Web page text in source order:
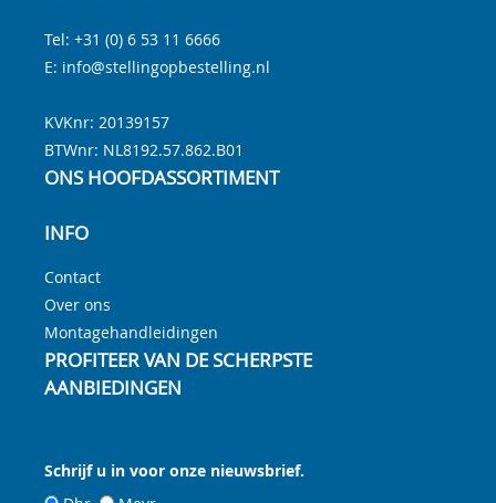
Tel: +31 (0) 6 53 11 6666
E: info@stellingopbestelling.nl
KVKnr: 20139157
BTWnr: NL8192.57.862.B01
ONS HOOFDASSORTIMENT
INFO
Contact
Over ons
Montagehandleidingen
PROFITEER VAN DE SCHERPSTE
AANBIEDINGEN
Schrijf u in voor onze nieuwsbrief.